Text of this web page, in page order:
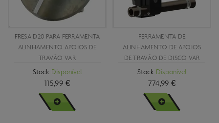
FRESA D20 PARA FERRAMENTA
ALINHAMENTO APOIOS DE
TRAVÃO VAR
Stock Disponível
115,99 €
VER MAIS
FERRAMENTA DE
ALINHAMENTO DE APOIOS
DE TRAVÃO DE DISCO VAR
Stock Disponível
774,99 €
VER MAIS